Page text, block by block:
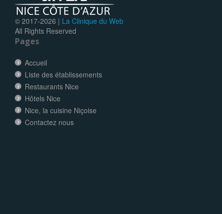
© 2017-2026 | La Clinique du Web
All Rights Reserved
Pages
Accueil
Liste des établissements
Restaurants Nice
Hôtels Nice
Nice, la cuisine Niçoise
Contactez nous